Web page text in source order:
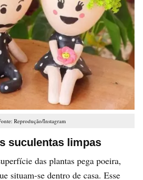
Reprodução/Instagram
suculentas limpas
das plantas pega poeira,
situam-se dentro de casa. Esse